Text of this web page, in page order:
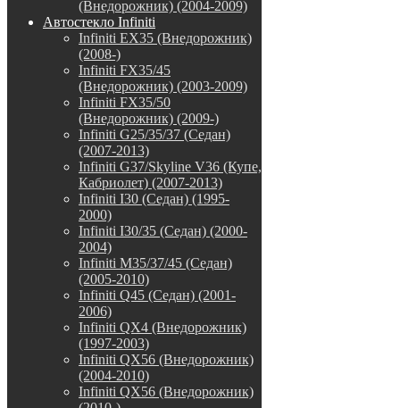
(Внедорожник) (2004-2009)
Автостекло Infiniti
Infiniti EX35 (Внедорожник)
(2008-)
Infiniti FX35/45
(Внедорожник) (2003-2009)
Infiniti FX35/50
(Внедорожник) (2009-)
Infiniti G25/35/37 (Седан)
(2007-2013)
Infiniti G37/Skyline V36 (Купе,
Кабриолет) (2007-2013)
Infiniti I30 (Седан) (1995-
2000)
Infiniti I30/35 (Седан) (2000-
2004)
Infiniti M35/37/45 (Седан)
(2005-2010)
Infiniti Q45 (Седан) (2001-
2006)
Infiniti QX4 (Внедорожник)
(1997-2003)
Infiniti QX56 (Внедорожник)
(2004-2010)
Infiniti QX56 (Внедорожник)